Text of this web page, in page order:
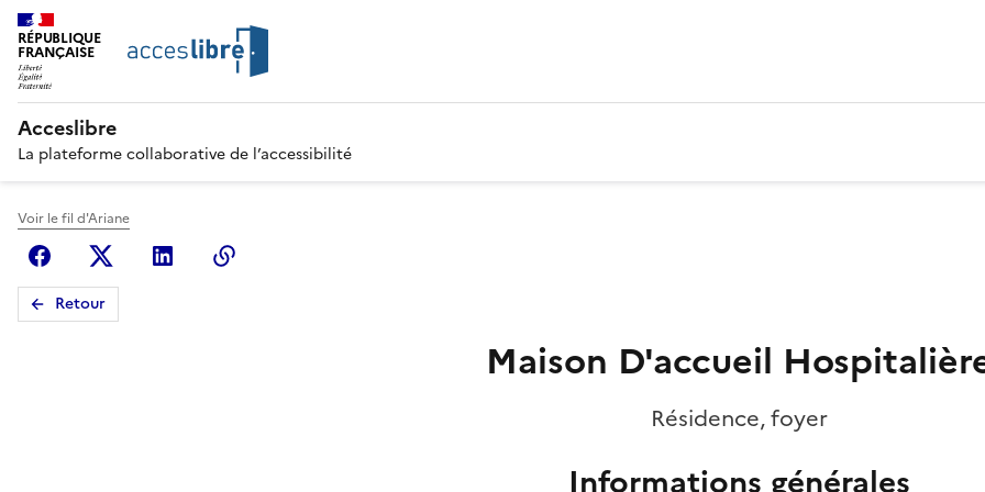
RÉPUBLIQUE
FRANÇAISE
Acceslibre
La plateforme collaborative de l’accessibilité
Voir le fil d'Ariane
FacebookX (anciennement Twitter)
Linkedin
Retour
Maison D'accueil
Résidence, foyer
Informations générales